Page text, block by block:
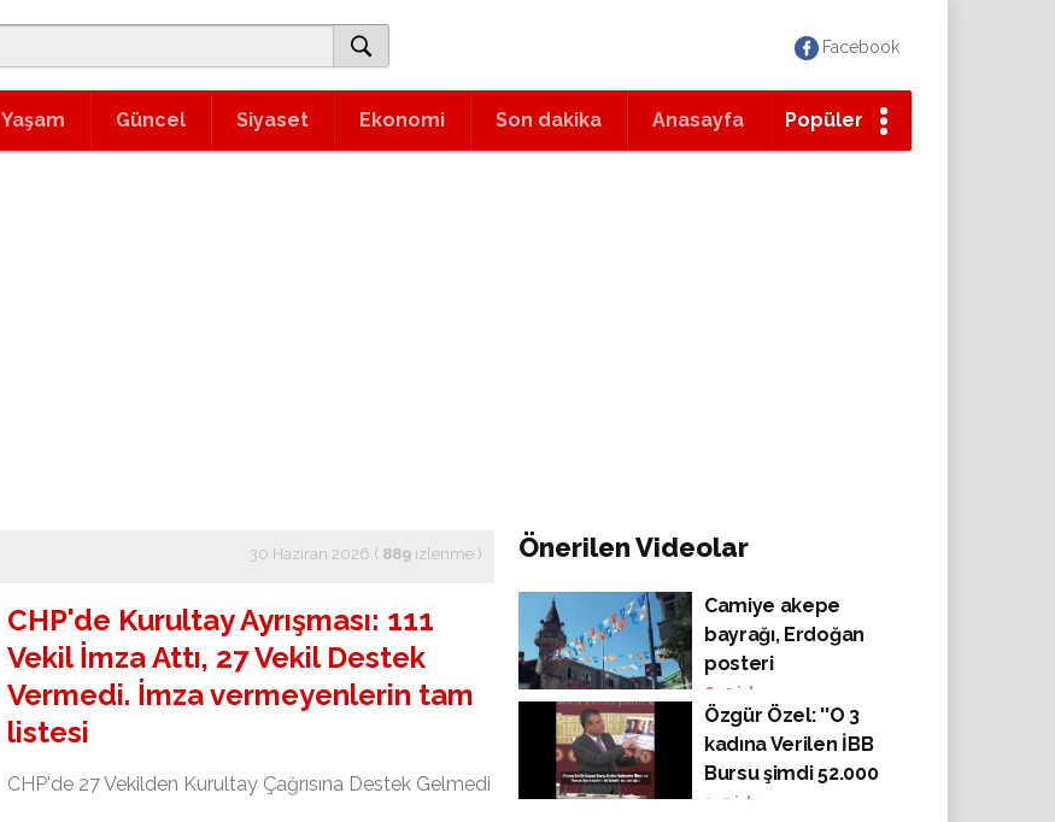
Facebook
Yaşam Güncel Siyaset Ekonomi Son dakika Anasayfa Popüler
30 Haziran 2026 ( 889 izlenme )
CHP'de Kurultay Ayrışması: 111
Vekil İmza Attı, 27 Vekil Destek
Vermedi. İmza vermeyenlerin tam
listesi
CHP'de 27 Vekilden Kurultay Çağrısına Destek Gelmedi
Önerilen Videolar
Camiye akepe
bayrağı, Erdoğan
posteri
640 izlenme
Özgür Özel: ''O 3
kadına Verilen İBB
Bursu şimdi 52.000
yoksul çocuğa
345 izlenme